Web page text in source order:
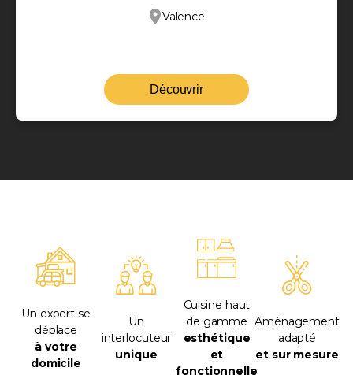
Valence
Découvrir
Un expert se
déplace
à votre
domicile
Un
interlocuteur
unique
Cuisine haut
de gamme
esthétique
et
fonctionnelle
Aménagement
adapté
et sur mesure